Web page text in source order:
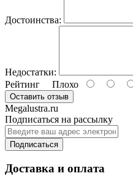
Достоинства:
Недостатки:
Рейтинг Плохо
Оставить отзыв
Megalustra.ru
Подписаться на рассылку
Подписаться
Доставка и оплата